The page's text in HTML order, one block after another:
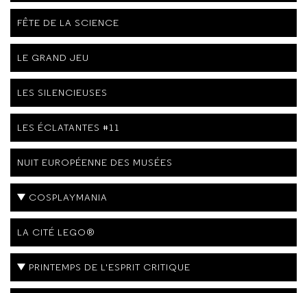
FÊTE DE LA SCIENCE
LE GRAND JEU
LES SILENCIEUSES
LES ÉCLATANTES #11
NUIT EUROPÉENNE DES MUSÉES
COSPLAYMANIA
LA CITÉ LEGO®
PRINTEMPS DE L'ESPRIT CRITIQUE